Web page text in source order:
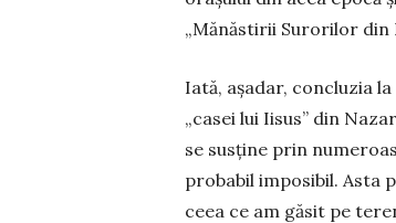
„Mănăstirii Surorilor din
Iată, așadar, concluzia
„casei lui Iisus” din
se susține prin
probabil imposibil. Asta
ceea ce am găsit pe